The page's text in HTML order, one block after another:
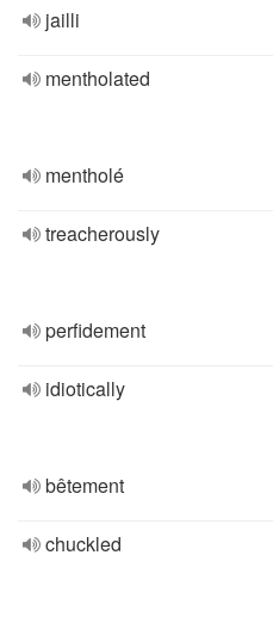
jailli
mentholated
mentholé
treacherously
perfidement
idiotically
bêtement
chuckled